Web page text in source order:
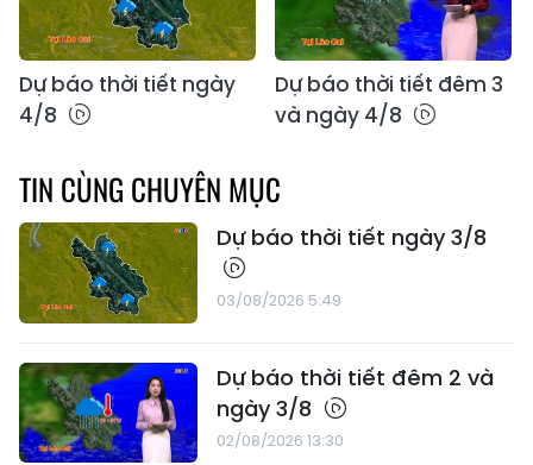
Dự báo thời tiết ngày
4/8
Dự báo thời tiết đêm 3
và ngày 4/8
TIN CÙNG CHUYÊN MỤC
Dự báo thời tiết ngày 3/8
03/08/2026 5:49
Dự báo thời tiết đêm 2 và
ngày 3/8
02/08/2026 13:30